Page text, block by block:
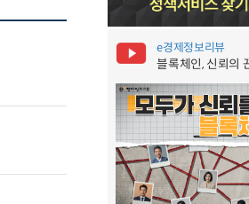
e경제정보리뷰
블록체인, 신뢰의